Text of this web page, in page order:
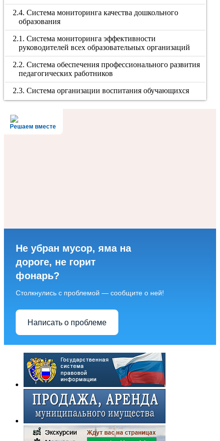
2.4. Система мониторинга качества дошкольного
образования
2.1. Система мониторинга эффективности
руководителей всех образовательных организаций
2.2. Система обеспечения профессионального развития
педагогических работников
2.3. Система организации воспитания обучающихся
Решаем вместе
Не убран мусор, яма на
дороге, не горит
фонарь?
Столкнулись с проблемой — сообщите о ней!
Написать о проблеме